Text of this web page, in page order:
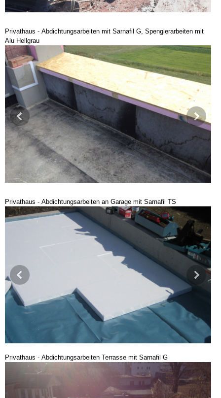
Privathaus - Abdichtungsarbeiten mit Sarnafil G, Spenglerarbeiten mit
Alu Hellgrau
Privathaus - Abdichtungsarbeiten an Garage mit Sarnafil TS
Privathaus - Abdichtungsarbeiten Terrasse mit Sarnafil G